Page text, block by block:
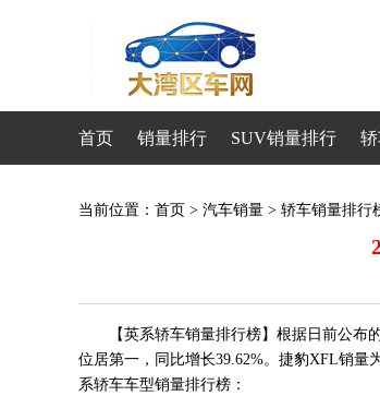
首页 销量排行 SUV销量排行
当前位置： 首页 > 汽车销量 > 轿车销量排行
【英系轿车销量排行榜】根据日前公布
位居第一，同比增长39.62%。捷豹XFL销量
系轿车车型销量排行榜：